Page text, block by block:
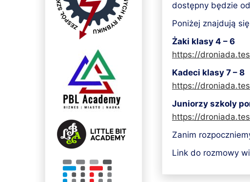
dostępny będzie
Poniżej znajdują
Żaki klasy 4 – 6
https://
Kadeci klasy 7 – 8
https://
Juniorzy szkoly
https://
Zanim
Link do rozmowy